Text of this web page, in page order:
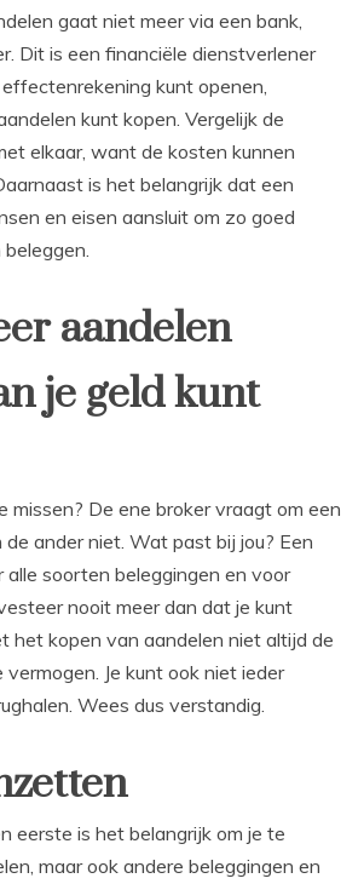
gaat niet meer via een bank,
Dit is een financiële dienstverlener
kunt openen,
kunt kopen. Vergelijk de
elkaar, want de kosten kunnen
is het belangrijk dat een
en eisen aansluit om zo goed
aandelen
je geld kunt
missen? De ene broker vraagt om een
de ander niet. Wat past bij jou? Een
alle soorten beleggingen en voor
nooit meer dan dat je kunt
het kopen van aandelen niet altijd de
Je kunt ook niet ieder
Wees dus verstandig.
eerste is het belangrijk om je te
maar ook andere beleggingen en